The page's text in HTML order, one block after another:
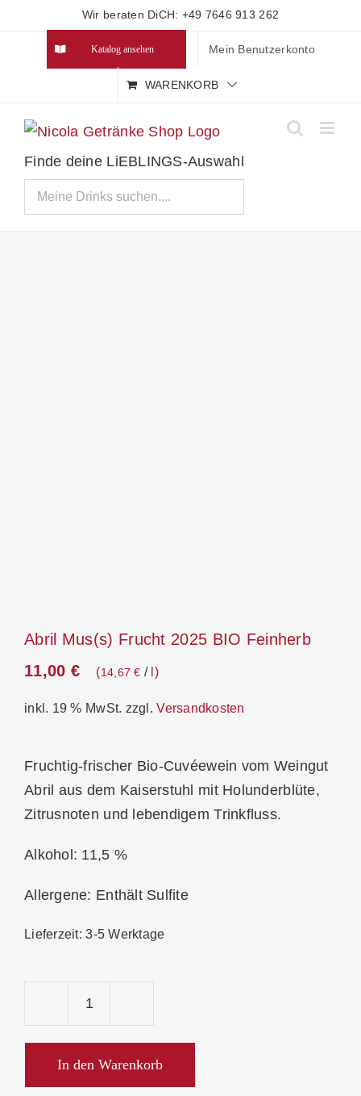
Wir beraten DiCH: +49 7646 913 262
Katalog ansehen Mein Benutzerkonto
WARENKORB
Finde deine LiEBLINGS-Auswahl
Abril Mus(s) Frucht 2025 BIO Feinherb
11,00 € 14,67€ / l
inkl. 19 % MwSt. zzgl.Versandkosten
Fruchtig-frischer Bio-Cuvéewein vom Weingut
Abril aus dem Kaiserstuhl mit Holunderblüte,
Zitrusnoten und lebendigem Trinkfluss.
Alkohol: 11,5 %
Allergene: Enthält Sulfite
Lieferzeit:3-5 Werktage
Frucht
2025
In den Warenkorb